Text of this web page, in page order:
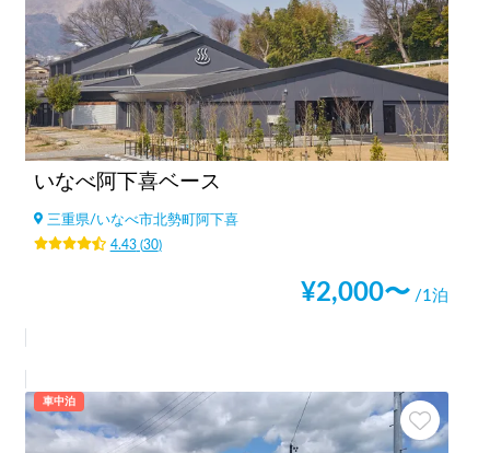
いなべ阿下喜ベース
三重県/いなべ市北勢町阿下喜
4.43(30)
¥2,000〜 /1泊
車中泊